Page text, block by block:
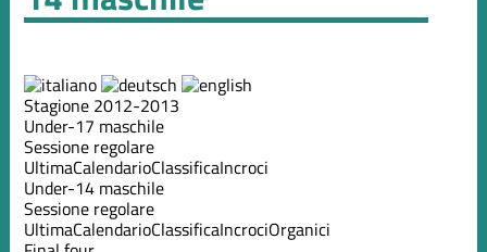
Stagione 2012-2013
Under-17 maschile
Sessione regolare
UltimaCalendarioClassificaIncroci
Under-14 maschile
Sessione regolare
UltimaCalendarioClassificaIncrociOrganici